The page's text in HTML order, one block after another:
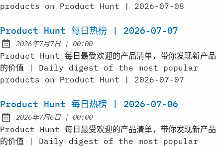
products on Product Hunt | 2026-07-08
Product Hunt 每日热榜 | 2026-07-07
Published:
2026年7月7日| at
00:00
Product Hunt 每日最受欢迎的产品清单，带你发现新产品
的价值 | Daily digest of the most popular
products on Product Hunt | 2026-07-07
Product Hunt 每日热榜 | 2026-07-06
Published:
2026年7月6日| at
00:00
Product Hunt 每日最受欢迎的产品清单，带你发现新产品
的价值 | Daily digest of the most popular